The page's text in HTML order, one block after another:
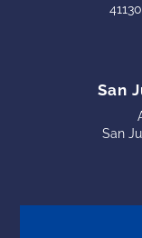
San
San